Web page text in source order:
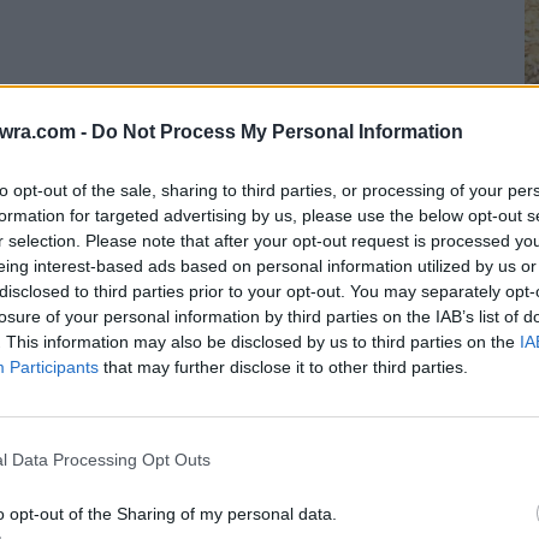
- Do Not Process My Personal Information
opt-out of the sale, sharing to third parties, or processing of your
for targeted advertising by us, please use the below opt-out
selection. Please note that after your opt-out request is processed
interest-based ads based on personal information utilized by us
to third parties prior to your opt-out. You may separately
of your personal information by third parties on the IAB’s list of
This information may also be disclosed by us to third parties on the
Participants that may further disclose it to other third parties.
Data Processing Opt Outs
opt-out of the Sharing of my personal data.
με την υποστήριξη του Υπουργείου
της Ελλάδος και των ίδιων των
προσιτό τραπεζικό περιβάλλον για όλους.
7